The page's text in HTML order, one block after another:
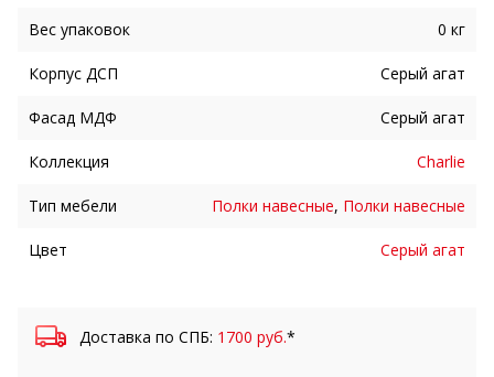
Вес упаковок 0 кг
Корпус ДСП Серый агат
Фасад МДФ Серый агат
Коллекция Charlie
Тип мебели Полки навесные, Полки навесные
Цвет Серый агат
Доставка по СПБ: 1700 руб.*